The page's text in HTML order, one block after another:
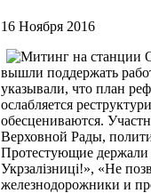
16 Ноября 2016
вышли поддержать
указывали, что план
ослабляется
обесцениваются.
Верховной Рады,
Протестующие держали
Укрзалізниці!», «Не
железнодорожники и